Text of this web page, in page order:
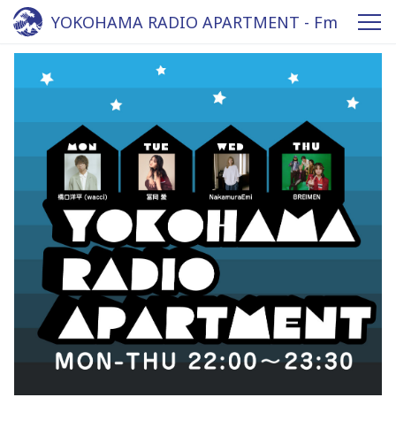
YOKOHAMA RADIO APARTMENT - Fm
yokohama 84.7